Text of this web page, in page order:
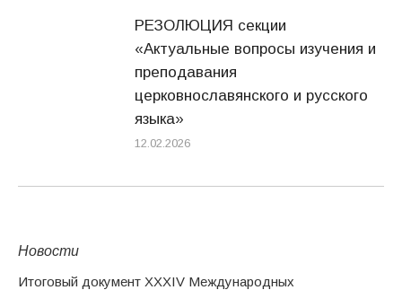
РЕЗОЛЮЦИЯ секции
«Актуальные вопросы изучения и
преподавания
церковнославянского и русского
языка»
12.02.2026
Новости
Итоговый документ XXХIV Международных